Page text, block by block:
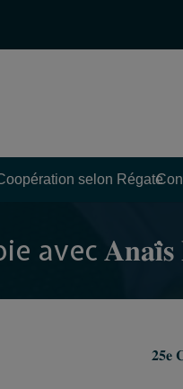
selon Régate
avec
𝟐𝟓𝐞